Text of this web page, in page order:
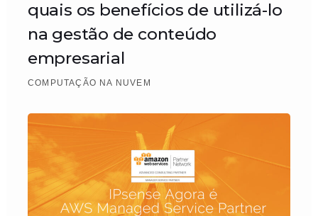
quais os benefícios de utilizá-lo
na gestão de conteúdo
empresarial
COMPUTAÇÃO NA NUVEM